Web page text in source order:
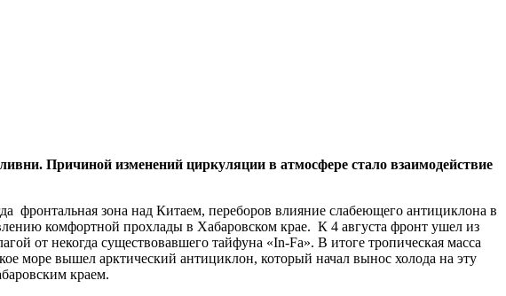
Причиной изменений циркуляции в атмосфере стало взаимодействие
фронтальная зона над Китаем, переборов влияние слабеющего антициклона в
комфортной прохлады в Хабаровском крае. К 4 августа фронт ушел из
от некогда существовавшего тайфуна «In-Fa». В итоге тропическая масса
море вышел арктический антициклон, который начал вынос холода на эту
краем.